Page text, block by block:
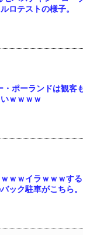
ロテストの様子。
・ポーランドは観客も
ｗｗｗｗ
ｗｗイラｗｗｗする
ック駐車がこちら。